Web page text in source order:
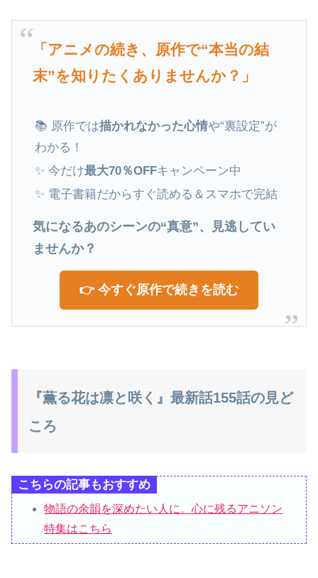
「アニメの続き、原作で“本当の結
末”を知りたくありませんか？」
📚 原作では描かれなかった心情や“裏設定”が
わかる！
✨ 今だけ最大70％OFFキャンペーン中
✨ 電子書籍だからすぐ読める＆スマホで完結
気になるあのシーンの“真意”、見逃してい
ませんか？
👉 今すぐ原作で続きを読む
『薫る花は凛と咲く』最新話155話の見ど
ころ
こちらの記事もおすすめ
物語の余韻を深めたい人に。心に残るアニソン
特集はこちら